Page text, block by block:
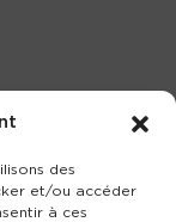
des
et/ou accéder
à ces